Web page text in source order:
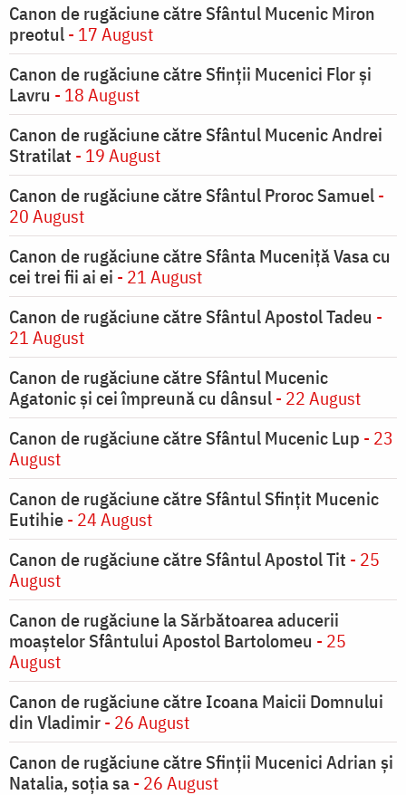
Canon de rugăciune către Sfântul Mucenic Miron
preotul- 17 August
Canon de rugăciune către Sfinţii Mucenici Flor şi
Lavru - 18 August
Canon de rugăciune către Sfântul Mucenic Andrei
Stratilat - 19 August
Canon de rugăciune către Sfântul Proroc Samuel-
20 August
Canon de rugăciune către Sfânta Muceniţă Vasa cu
cei trei fii ai ei - 21 August
Canon de rugăciune către Sfântul Apostol Tadeu -
21 August
Canon de rugăciune către Sfântul Mucenic
Agatonic şi cei împreună cu dânsul- 22 August
Canon de rugăciune către Sfântul Mucenic Lup - 23
August
Canon de rugăciune către Sfântul Sfinţit Mucenic
Eutihie- 24 August
Canon de rugăciune către Sfântul Apostol Tit - 25
August
Canon de rugăciune la Sărbătoarea aducerii
moaştelor Sfântului Apostol Bartolomeu - 25
August
Canon de rugăciune către Icoana Maicii Domnului
din Vladimir- 26 August
Canon de rugăciune către Sfinţii Mucenici Adrian şi
Natalia, soţia sa- 26 August